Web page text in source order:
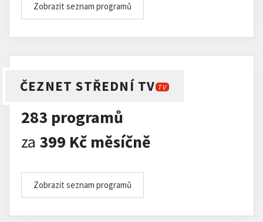
Zobrazit seznam programů
ČEZNET STŘEDNÍ TV TV
283 programů
za 399 Kč měsíčně
Zobrazit seznam programů